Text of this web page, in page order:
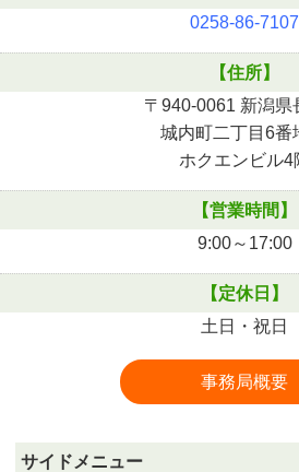
0258-86-7107
【住所】
〒940-0061 新潟県
城内町二丁目6番
ホクエンビル4
【営業時間】
9:00～17:00
【定休日】
土日・祝日
事務局概要
サイドメニュー